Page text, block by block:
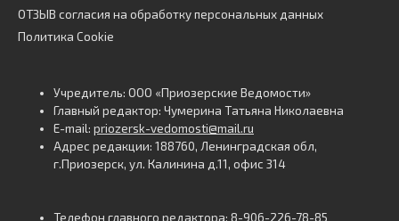
ОТЗЫВ согласия на обработку персональных данных
Политика Cookie
Учредитель: ООО «Приозерские Ведомости»
Главный редактор: Чумерина Татьяна Николаевна
E-mail: priozersk-vedomosti@mail.ru
Адрес редакции: 188760, Ленинградская обл,
г.Приозерск, ул. Калинина д.11, офис 314
Телефон главного редактора: 8-906-226-78-85